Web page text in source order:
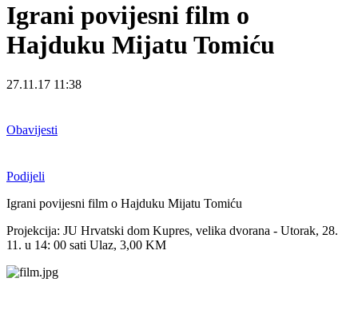
Igrani povijesni film o
Hajduku Mijatu Tomiću
27.11.17 11:38
Obavijesti
Podijeli
Igrani povijesni film o Hajduku Mijatu Tomiću
Projekcija: JU Hrvatski dom Kupres, velika dvorana - Utorak, 28.
11. u 14: 00 sati Ulaz, 3,00 KM